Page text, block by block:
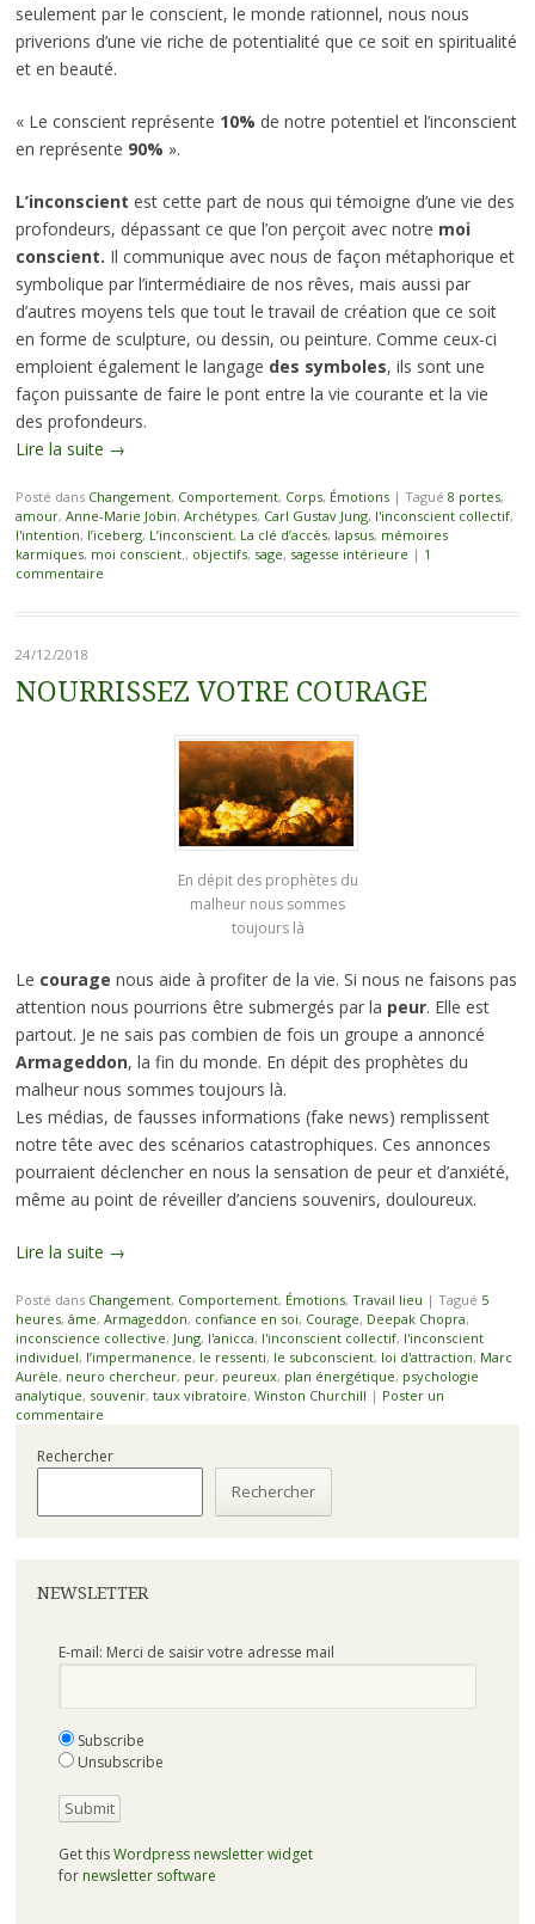
seulement par le conscient, le monde rationnel, nous nous
priverions d’une vie riche de potentialité que ce soit en spiritualité
et en beauté.
« Le conscient représente 10% de notre potentiel et l’inconscient
en représente 90% ».
L’inconscient est cette part de nous qui témoigne d’une vie des
profondeurs, dépassant ce que l’on perçoit avec notre moi
conscient. Il communique avec nous de façon métaphorique et
symbolique par l’intermédiaire de nos rêves, mais aussi par
d’autres moyens tels que tout le travail de création que ce soit
en forme de sculpture, ou dessin, ou peinture. Comme ceux-ci
emploient également le langage des symboles, ils sont une
façon puissante de faire le pont entre la vie courante et la vie
des profondeurs.
Lire la suite →
Posté dans Changement, Comportement, Corps, Émotions | Tagué 8 portes,
amour, Anne-Marie Jobin, Archétypes, Carl Gustav Jung, l'inconscient collectif,
l'intention, l’iceberg, L’inconscient, La clé d’accès, lapsus, mémoires
karmiques, moi conscient. , objectifs, sage, sagesse intérieure | 1
commentaire
24/12/2018
NOURRISSEZ VOTRE COURAGE
En dépit des prophètes du
malheur nous sommes
toujours là
Le courage nous aide à profiter de la vie. Si nous ne faisons pas
attention nous pourrions être submergés par la peur. Elle est
partout. Je ne sais pas combien de fois un groupe a annoncé
Armageddon, la fin du monde. En dépit des prophètes du
malheur nous sommes toujours là.
Les médias, de fausses informations (fake news) remplissent
notre tête avec des scénarios catastrophiques. Ces annonces
pourraient déclencher en nous la sensation de peur et d’anxiété,
même au point de réveiller d’anciens souvenirs, douloureux.
Lire la suite →
Posté dans Changement, Comportement, Émotions, Travail lieu | Tagué 5
heures, âme, Armageddon, confiance en soi, Courage, Deepak Chopra,
inconscience collective, Jung, l'anicca, l'inconscient collectif, l'inconscient
individuel, l’impermanence, le ressenti, le subconscient, loi d'attraction, Marc
Aurèle, neuro chercheur, peur, peureux, plan énergétique, psychologie
analytique, souvenir, taux vibratoire, Winston Churchill | Poster un
commentaire
Rechercher
Rechercher
NEWSLETTER
E-mail: Merci de saisir votre adresse mail
Subscribe
Unsubscribe
Get thisWordpress newsletter widget
for newsletter software